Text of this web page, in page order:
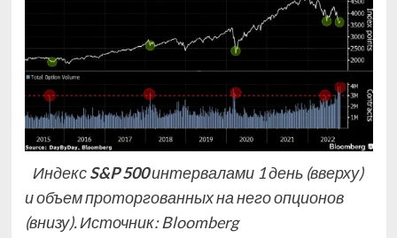
ИндексS&P 500интервалами 1 день (вверху)
и объем проторгованных на него опционов
(внизу). Источник: Bloomberg